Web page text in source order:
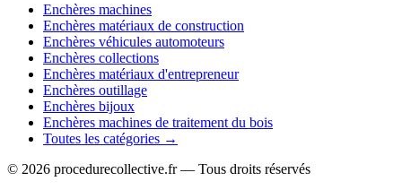
Enchères machines
Enchères matériaux de construction
Enchères véhicules automoteurs
Enchères collections
Enchères matériaux d'entrepreneur
Enchères outillage
Enchères bijoux
Enchères machines de traitement du bois
Toutes les catégories →
© 2026 procedurecollective.fr — Tous droits réservés